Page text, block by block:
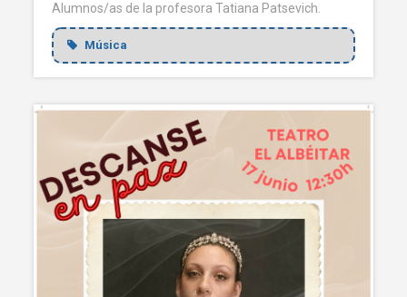
Alumnos/as de la profesora Tatiana Patsevich.
Música